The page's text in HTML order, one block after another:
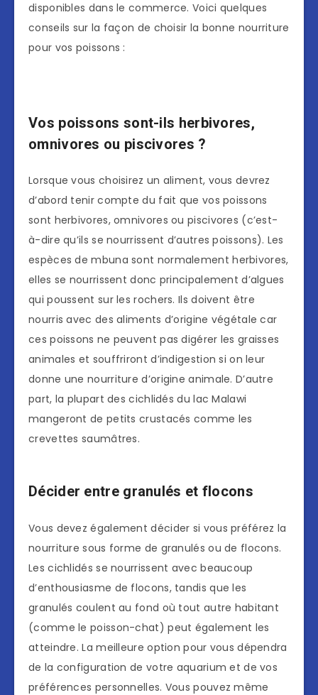
disponibles dans le commerce. Voici quelques
conseils sur la façon de choisir la bonne nourriture
pour vos poissons :
Vos poissons sont-ils herbivores,
omnivores ou piscivores ?
Lorsque vous choisirez un aliment, vous devrez
d’abord tenir compte du fait que vos poissons
sont herbivores, omnivores ou piscivores (c’est-
à-dire qu’ils se nourrissent d’autres poissons). Les
espèces de mbuna sont normalement herbivores,
elles se nourrissent donc principalement d’algues
qui poussent sur les rochers. Ils doivent être
nourris avec des aliments d’origine végétale car
ces poissons ne peuvent pas digérer les graisses
animales et souffriront d’indigestion si on leur
donne une nourriture d’origine animale. D’autre
part, la plupart des cichlidés du lac Malawi
mangeront de petits crustacés comme les
crevettes saumâtres.
Décider entre granulés et flocons
Vous devez également décider si vous préférez la
nourriture sous forme de granulés ou de flocons.
Les cichlidés se nourrissent avec beaucoup
d’enthousiasme de flocons, tandis que les
granulés coulent au fond où tout autre habitant
(comme le poisson-chat) peut également les
atteindre. La meilleure option pour vous dépendra
de la configuration de votre aquarium et de vos
préférences personnelles. Vous pouvez même